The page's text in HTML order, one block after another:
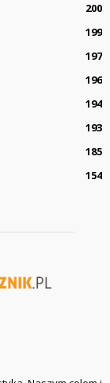
200
199
197
196
194
193
185
154